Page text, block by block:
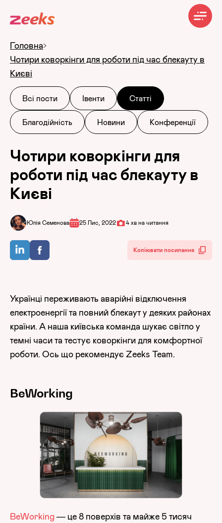
Головна
Чотири коворкінги для роботи під час блекауту в
Києві
Всі пости Івенти Статті
Благодійність Новини Конференції
Чотири коворкінги для
роботи під час блекауту в
Києві
Юлія Семенова 25 Лис, 2022 4 хв на читання
Копіювати посилання
Українці переживають аварійні відключення
електроенергії та повний блекаут у деяких районах
країни. А наша київська команда шукає світло у
темні часи та тестує коворкінги для комфортної
роботи. Ось що рекомендує Zeeks Team.
BeWorking
BeWorking— це 8 поверхів та майже 5 тисяч